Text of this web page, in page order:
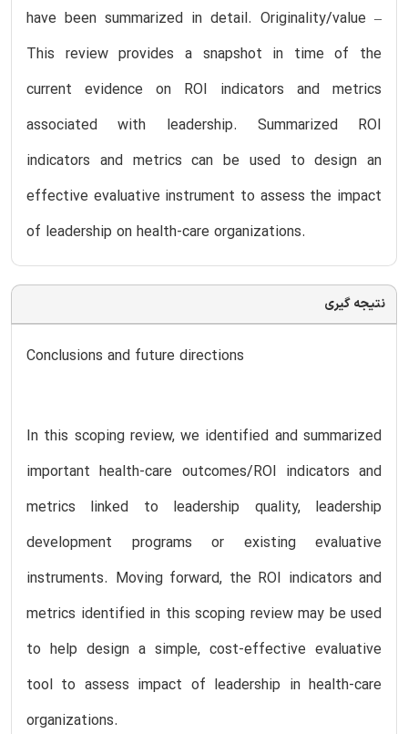
have been summarized in detail. Originality/value –
This review provides a snapshot in time of the
current evidence on ROI indicators and metrics
associated with leadership. Summarized ROI
indicators and metrics can be used to design an
effective evaluative instrument to assess the impact
of leadership on health-care organizations.
نتیجه گیری
Conclusions and future directions
In this scoping review, we identified and summarized
important health-care outcomes/ROI indicators and
metrics linked to leadership quality, leadership
development programs or existing evaluative
instruments. Moving forward, the ROI indicators and
metrics identified in this scoping review may be used
to help design a simple, cost-effective evaluative
tool to assess impact of leadership in health-care
organizations.